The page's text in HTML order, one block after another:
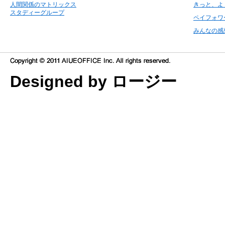
人間関係のマトリックス
スタディーグループ
きっと、
ペイフォワ
みんなの感
Designed by ロージー